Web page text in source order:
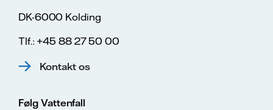
DK-6000 Kolding
Tlf.: +45 88 27 50 00
Kontakt os
Følg Vattenfall